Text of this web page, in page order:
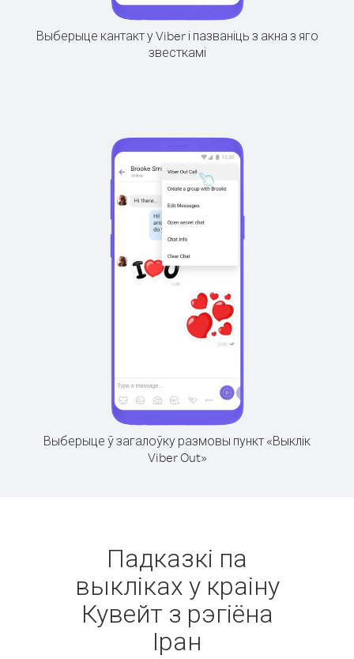
Выберыце кантакт у Viber і пазваніць з акна з яго
звесткамі
Выберыце ў загалоўку размовы пункт «Выклік
Viber Out»
Падказкі па
выкліках у краіну
Кувейт з рэгіёна
Іран